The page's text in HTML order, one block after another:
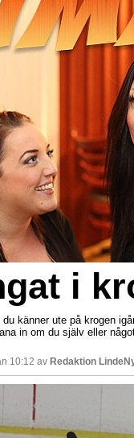
i
du känner ute på krogen
in om du själv eller
10:12 av Redaktion